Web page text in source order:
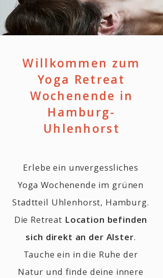
Willkommen zum
Yoga Retreat
Wochenende in
Hamburg-
Uhlenhorst
Erlebe ein unvergessliches
Yoga Wochenende im grünen
Stadtteil Uhlenhorst, Hamburg.
Die Retreat Location befinden
sich direkt an der Alster.
Tauche ein in die Ruhe der
Natur und finde deine innere